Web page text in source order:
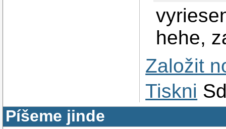
hehe,
Založit
Tiskni
Píšeme jinde